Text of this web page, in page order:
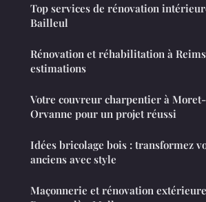
Top services de rénovation
Bailleul
Rénovation et réhabilitation à
estimations
Votre couvreur charpentier à
Orvanne pour un projet réussi
Idées bricolage bois : transformez
anciens avec style
Maçonnerie et rénovation